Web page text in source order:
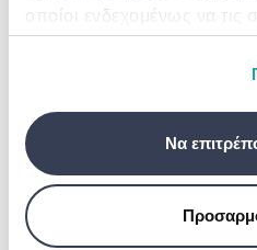
οποίοι ενδεχομένως να τις
πληροφορίες που τους
οποίες έχουν συλλέξει σε
Να